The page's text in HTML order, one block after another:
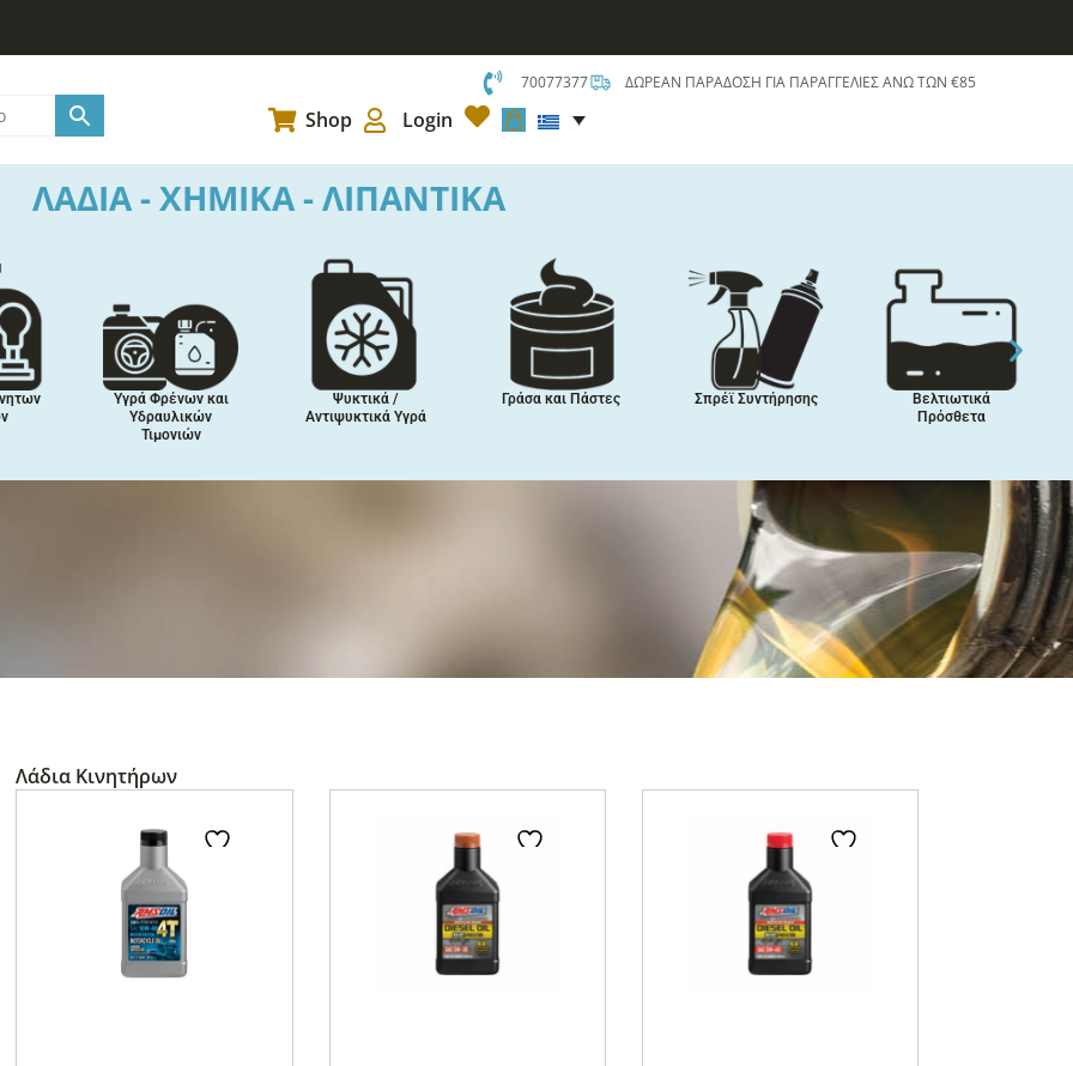
70077377 ΔΩΡΕΑΝ ΠΑΡΑΔΟΣΗ ΓΙΑ ΠΑΡΑΓΓΕΛΙΕΣ ΑΝΩ ΤΩΝ €85
Shop Login Cart
ΛΑΔΙΑ - ΧΗΜΙΚΑ - ΛΙΠΑΝΤΙΚΑ
Βελτιωτικά
Πρόσθετα
Κόλλες,
Στεγανοποιητικά,
Επικαλύψεις,
Περιποίηση
Χημικά
Κλιματιστικών
Λάδια Κινητήρων